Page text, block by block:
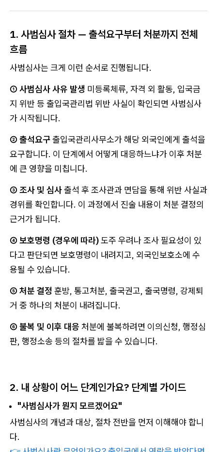
1. 사범심사 절차 — 출석요구부터 처분까지 전체
흐름
사범심사는 크게 이런 순서로 진행됩니다.
① 사범심사 사유 발생 미등록체류, 자격 외 활동, 입국금
지 위반 등 출입국관리법 위반 사실이 확인되면 사범심사
가 시작됩니다.
② 출석요구출입국관리사무소가 해당 외국인에게 출석을
요구합니다. 이 단계에서 어떻게 대응하느냐가 이후 처분
에 큰 영향을 미칩니다.
③ 조사 및 심사출석 후 조사관과 면담을 통해 위반 사실과
경위를 확인합니다. 이 과정에서 진술 내용이 처분 결정의
근거가 됩니다.
④ 보호명령 (경우에 따라)도주 우려나 조사 필요성이 있
다고 판단되면 보호명령이 내려지고, 외국인보호소에 수
용될 수 있습니다.
⑤ 처분 결정 훈방, 통고처분, 출국권고, 출국명령, 강제퇴
거 중 하나의 처분이 내려집니다.
⑥ 불복 및 이후 대응 처분에 불복하려면 이의신청, 행정심
판, 행정소송 등의 절차를 밟을 수 있습니다.
2. 내 상황이 어느 단계인가요? 단계별 가이드
"사범심사가 뭔지 모르겠어요"
사범심사의 개념과 대상, 절차 전반을 먼저 이해해야 합니
다.